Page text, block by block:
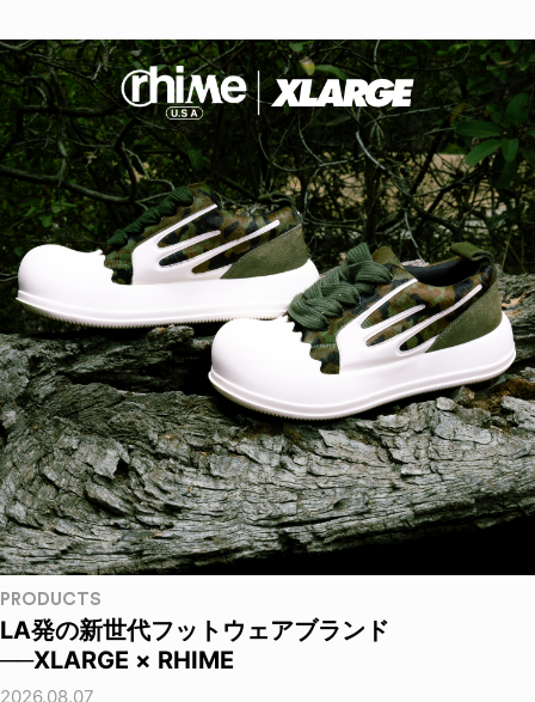
PRODUCTS
LA発の新世代フットウェアブランド
──XLARGE × RHIME
2026.08.07